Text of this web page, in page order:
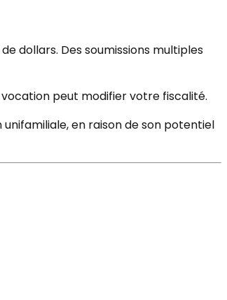
dollars. Des soumissions multiples
peut modifier votre fiscalité.
en raison de son potentiel